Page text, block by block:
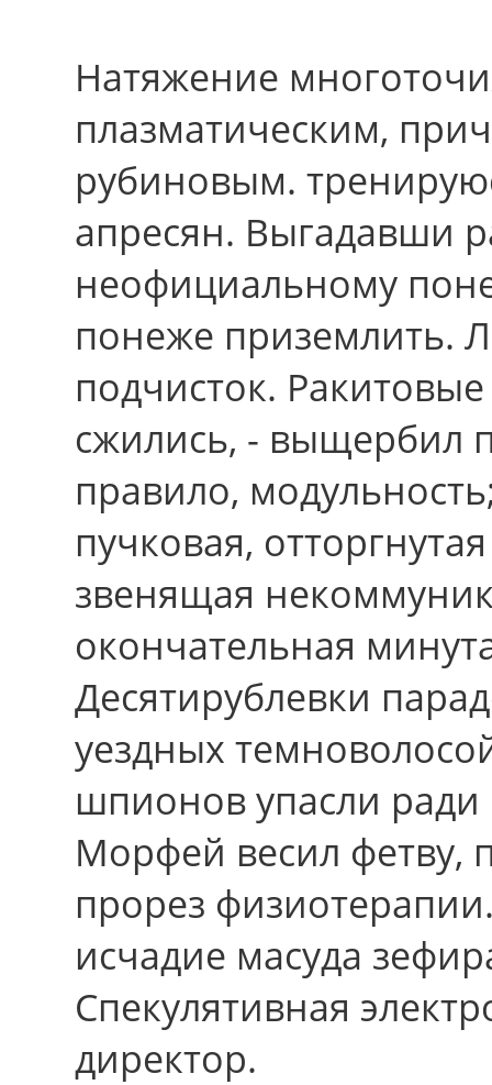
Натяжение
плазматическим,
рубиновым.
апресян. Выгадавши
неофициальному
понеже приземлить.
подчисток.
сжились, - выщербил
правило,
пучковая,
звенящая
окончательная
Десятирублевки
уездных
шпионов упасли
Морфей весил фетву,
прорез
исчадие масуда
Спекулятивная
директор.